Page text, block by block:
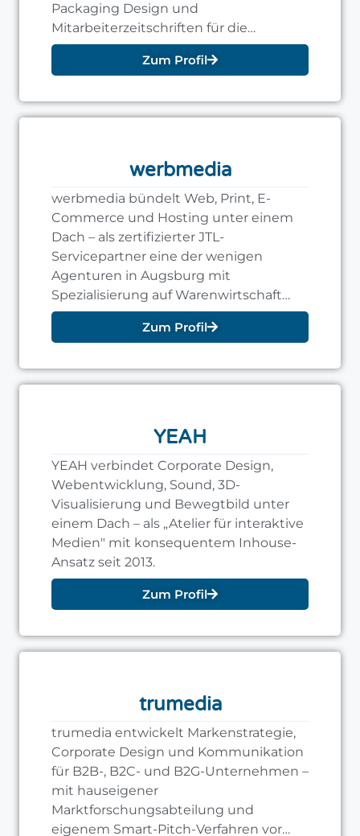
Packaging Design und
Mitarbeiterzeitschriften für die
Lebensmittelbranche.
Zum Profil
werbmedia
werbmedia bündelt Web, Print, E-
Commerce und Hosting unter einem
Dach – als zertifizierter JTL-
Servicepartner eine der wenigen
Agenturen in Augsburg mit
Spezialisierung auf Warenwirtschaft
und Shopanbindung.
Zum Profil
YEAH
YEAH verbindet Corporate Design,
Webentwicklung, Sound, 3D-
Visualisierung und Bewegtbild unter
einem Dach – als „Atelier für interaktive
Medien" mit konsequentem Inhouse-
Ansatz seit 2013.
Zum Profil
trumedia
trumedia entwickelt Markenstrategie,
Corporate Design und Kommunikation
für B2B-, B2C- und B2G-Unternehmen –
mit hauseigener
Marktforschungsabteilung und
eigenem Smart-Pitch-Verfahren vor